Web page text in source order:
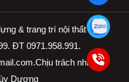
& trang trí nội thất Hòa
ĐT 0971.958.991.
ịu trách nhiệm
Dương